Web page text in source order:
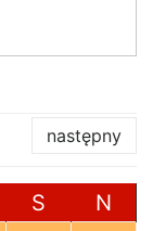
następny
S N